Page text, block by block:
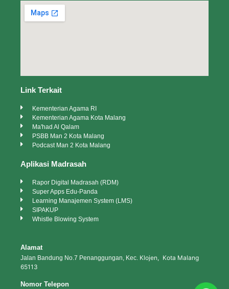
Link Terkait
Kementerian Agama RI
Kementerian Agama Kota Malang
Ma'had Al Qalam
PSBB Man 2 Kota Malang
Podcast Man 2 Kota Malang
Aplikasi Madrasah
Rapor Digital Madrasah (RDM)
Super Apps Edu-Panda
Learning Manajemen System (LMS)
SIPAKUP
Whistle Blowing System
Alamat
Jalan Bandung No.7 Penanggungan, Kec. Klojen, Kota Malang
65113
Nomor Telepon